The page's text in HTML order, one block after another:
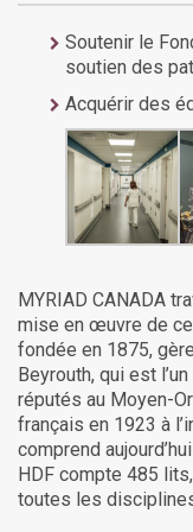
Soutenir le
soutien des
Acquérir des
MYRIAD CANADA
mise en œuvre de ce
fondée en 1875,
Beyrouth, qui est
réputés au Moyen-
français en 1923 à
comprend
HDF compte 485
toutes les